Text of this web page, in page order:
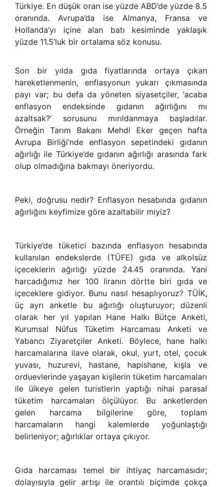
Türkiye. En düşük oran ise yüzde ABD’de yüzde 8.5
oranında. Avrupa’da ise Almanya, Fransa ve
Hollanda’yı içine alan batı kesiminde yaklaşık
yüzde 11.5’luk bir ortalama söz konusu.
Son bir yılda gıda fiyatlarında ortaya çıkan
hareketlenmenin, enflasyonun yukarı çıkmasında
payı var; bu defa da yöneten siyasetçiler, ‘acaba
enflasyon endeksinde gıdanın ağırlığını mı
azaltsak?’ sorusunu mırıldanmaya başladılar.
Örneğin Tarım Bakanı Mehdi Eker geçen hafta
Avrupa Birliği’nde enflasyon sepetindeki gıdanın
ağırlığı ile Türkiye’de gıdanın ağırlığı arasında fark
olup olmadığına bakmayı öneriyordu.
Peki, doğrusu nedir? Enflasyon hesabında gıdanın
ağırlığını keyfimize göre azaltabilir miyiz?
Türkiye’de tüketici bazında enflasyon hesabında
kullanılan endekslerde (TÜFE) gıda ve alkolsüz
içeceklerin ağırlığı yüzde 24.45 oranında. Yani
harcadığımız her 100 liranın dörtte biri gıda ve
içeceklere gidiyor. Bunu nasıl hesaplıyoruz? TÜİK,
üç ayrı anketle bu ağırlığı oluşturuyor; düzenli
olarak her yıl yapılan Hane Halkı Bütçe Anketi,
Kurumsal Nüfus Tüketim Harcaması Anketi ve
Yabancı Ziyaretçiler Anketi. Böylece, hane halkı
harcamalarına ilave olarak, okul, yurt, otel, çocuk
yuvası, huzurevi, hastane, hapishane, kışla ve
orduevlerinde yaşayan kişilerin tüketim harcamaları
ile ülkeye gelen turistlerin yaptığı nihai parasal
tüketim harcamaları ölçülüyor. Bu anketlerden
gelen harcama bilgilerine göre, toplam
harcamaların hangi kalemlerde yoğunlaştığı
belirleniyor; ağırlıklar ortaya çıkıyor.
Gıda harcaması temel bir ihtiyaç harcamasıdır;
dolayısıyla gelir artışı ile orantılı biçimde çokça